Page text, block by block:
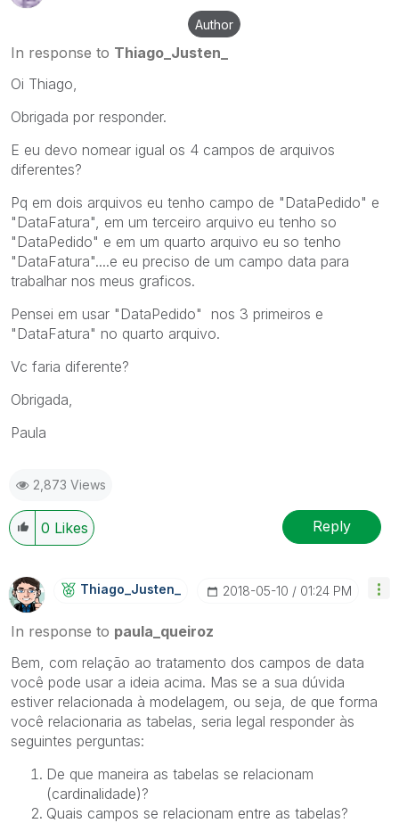
Author
In response to Thiago_Justen_
Oi Thiago,
Obrigada por responder.
E eu devo nomear igual os 4 campos de arquivos
diferentes?
Pq em dois arquivos eu tenho campo de "DataPedido" e
"DataFatura", em um terceiro arquivo eu tenho so
"DataPedido" e em um quarto arquivo eu so tenho
"DataFatura"....e eu preciso de um campo data para
trabalhar nos meus graficos.
Pensei em usar "DataPedido" nos 3 primeiros e
"DataFatura" no quarto arquivo.
Vc faria diferente?
Obrigada,
Paula
2,873 Views
0 Likes Reply
Thiago_Justen_ ‎2018-05-10 01:24 PM
In response to paula_queiroz
Bem, com relação ao tratamento dos campos de data
você pode usar a ideia acima. Mas se a sua dúvida
estiver relacionada à modelagem, ou seja, de que forma
você relacionaria as tabelas, seria legal responder às
seguintes perguntas:
De que maneira as tabelas se relacionam
(cardinalidade)?
Quais campos se relacionam entre as tabelas?